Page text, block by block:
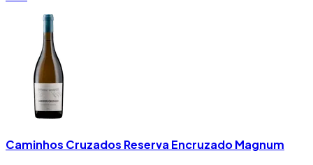
Caminhos Cruzados Reserva Encruzado Magnum